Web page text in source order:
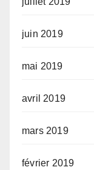
juin 2019
mai 2019
avril 2019
mars 2019
février 2019